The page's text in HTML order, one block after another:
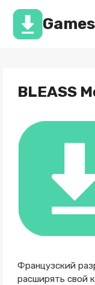
Перейти
содержимому
BLEASS
Французский
расширять свой